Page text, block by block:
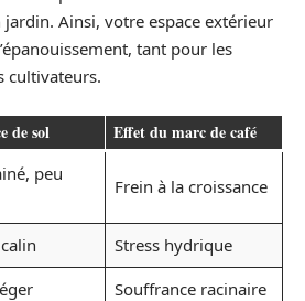
Ainsi, votre espace extérieur
tant pour les
cultivateurs.
de sol Effet du marc de café
peu
Frein à la croissance
Stress hydrique
Souffrance racinaire